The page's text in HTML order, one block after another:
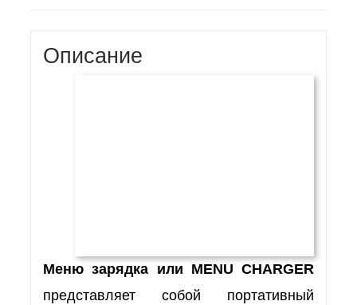
Описание
Меню зарядка или MENU CHARGER
представляет собой портативный